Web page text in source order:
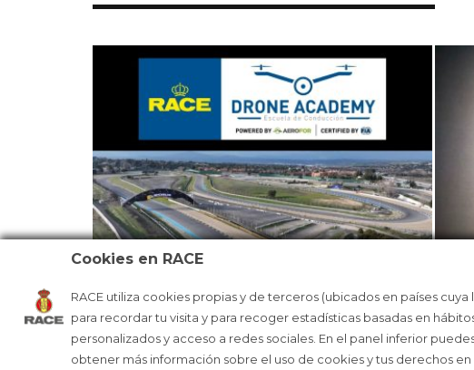
Cookies en RACE
RACE utiliza cookies propias y de terceros (ubicados en países
para recordar tu visita y para recoger estadísticas basadas en
personalizados y acceso a redes sociales. En el panel inferior
obtener más información sobre el uso de cookies y tus derechos en
RACE DRONE ACADEMY, INNOVACIÓN
Y FORMACIÓN
LA
SIN